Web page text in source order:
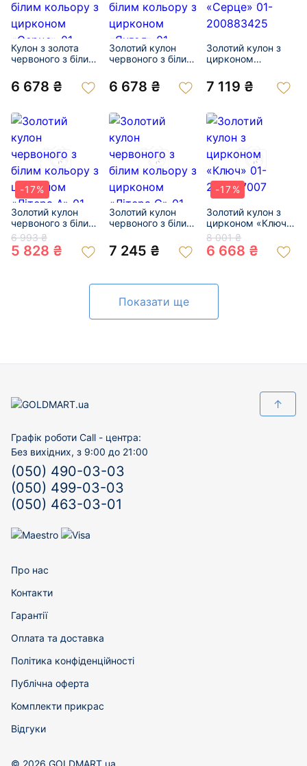
Кулон з золота
червоного з білим
цирконом
«Серце» 01-
6 678 ₴
Золотий кулон
червоного з білим
цирконом «Янгол»
01-200932385
6 678 ₴
Золотий кулон з
цирконом
200883425
7 119 ₴
-17%
Золотий кулон
червоного з білим
кольору з
цирконом «Літера
А» 01-200867516
6 993 ₴
5 828 ₴
Золотий кулон
червоного з білим
цирконом «Літера
С» 01-201024484
7 245 ₴
-17%
Золотий кулон з
цирконом «Ключ»
01-200857007
8 001 ₴
6 668 ₴
Показати ще
↑
Графік роботи Call - центра:
Без вихідних, з 9:00 до 21:00
(050) 490-03-03
(050) 499-03-03
(050) 463-03-01
Про нас
Контакти
Гарантії
Оплата та доставка
Політика конфіденційності
Публічна оферта
Комплекти прикрас
Відгуки
© 2026 GOLDMART.ua